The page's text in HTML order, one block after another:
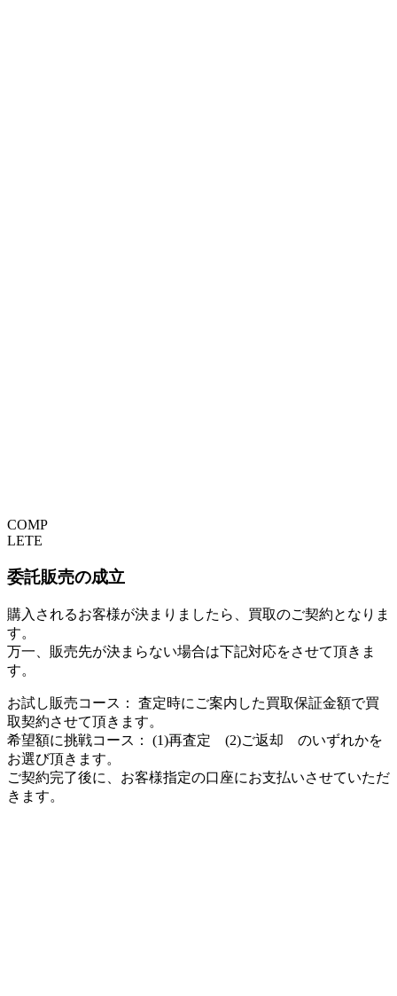
COMP
LETE
委託販売の成立
購入されるお客様が決まりましたら、買取のご契約となりま
す。
万一、販売先が決まらない場合は下記対応をさせて頂きま
す。
お試し販売コース： 査定時にご案内した買取保証金額で買
取契約させて頂きます。
希望額に挑戦コース： (1)再査定 (2)ご返却 のいずれかを
お選び頂きます。
ご契約完了後に、お客様指定の口座にお支払いさせていただ
きます。